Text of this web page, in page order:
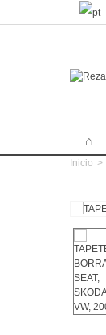
Inicio >